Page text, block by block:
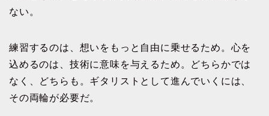
ない。
練習するのは、想いをもっと自由に乗せるため。心を
込めるのは、技術に意味を与えるため。どちらかでは
なく、どちらも。ギタリストとして進んでいくには、
その両輪が必要だ。